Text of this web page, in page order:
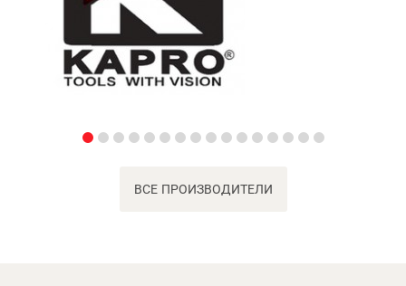
ВСЕ ПРОИЗВОДИТЕЛИ